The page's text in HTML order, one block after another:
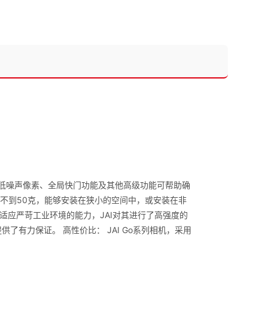
声像素、全局快门功能及其他高级功能可帮助确
到50克，能够安装在狭小的空间中，或安装在非
应严苛工业环境的能力，JAI对其进行了高强度的
了有力保证。 高性价比： JAI Go系列相机，采用